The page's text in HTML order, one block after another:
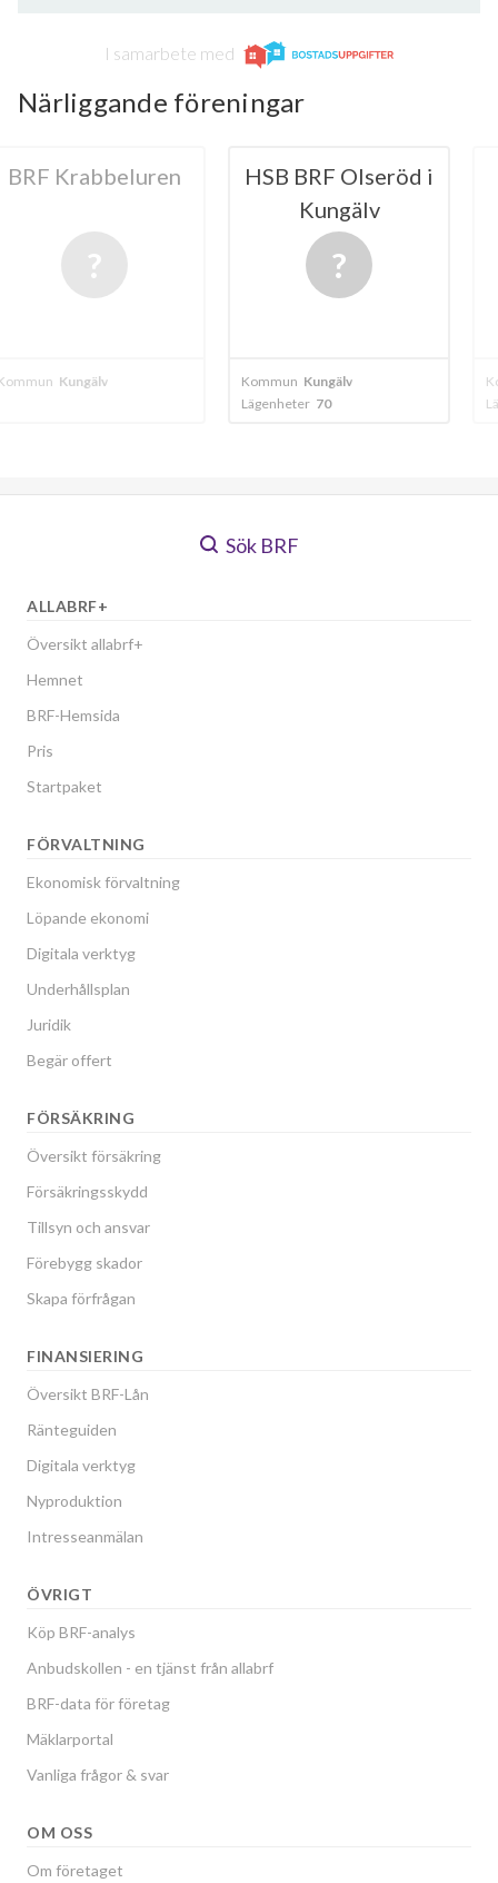
I samarbete med
Närliggande föreningar
HSB BRF Olseröd i
Kungälv
102
Sök BRF
ALLABRF+
Översikt allabrf+
Hemnet
BRF-Hemsida
Pris
Startpaket
FÖRVALTNING
Ekonomisk förvaltning
Löpande ekonomi
Digitala verktyg
Underhållsplan
Juridik
Begär offert
FÖRSÄKRING
Översikt försäkring
Försäkringsskydd
Tillsyn och ansvar
Förebygg skador
Skapa förfrågan
FINANSIERING
Översikt BRF-Lån
Ränteguiden
Digitala verktyg
Nyproduktion
Intresseanmälan
ÖVRIGT
Köp BRF-analys
Anbudskollen - en tjänst från allabrf
BRF-data för företag
Mäklarportal
Vanliga frågor & svar
OM OSS
Om företaget